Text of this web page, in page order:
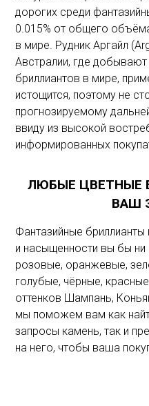
дорогих среди
0.015% от общего
в мире. Рудник Аргайл
Австралии, где
бриллиантов в мире,
истощится, поэтому не
прогнозируемому
ввиду из высокой
информированных
ЛЮБЫЕ ЦВЕТНЫЕ
ВАШ
Фантазийные бриллианты
и насыщенности вы бы ни
розовые, оранжевые,
голубые, чёрные,
оттенков Шампань,
мы поможем вам как
запросы камень, так и
на него, чтобы ваша